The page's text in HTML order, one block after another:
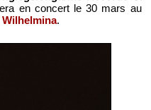
en concert le 30 mars au
Wilhelmina.